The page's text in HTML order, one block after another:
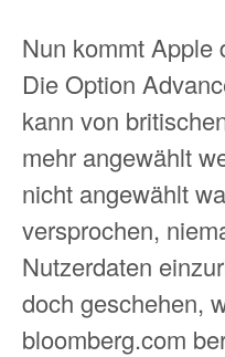
Nun kommt Apple
Die Option
kann von
mehr angewählt
nicht angewählt
versprochen,
Nutzerdaten
doch geschehen,
bloomberg.com